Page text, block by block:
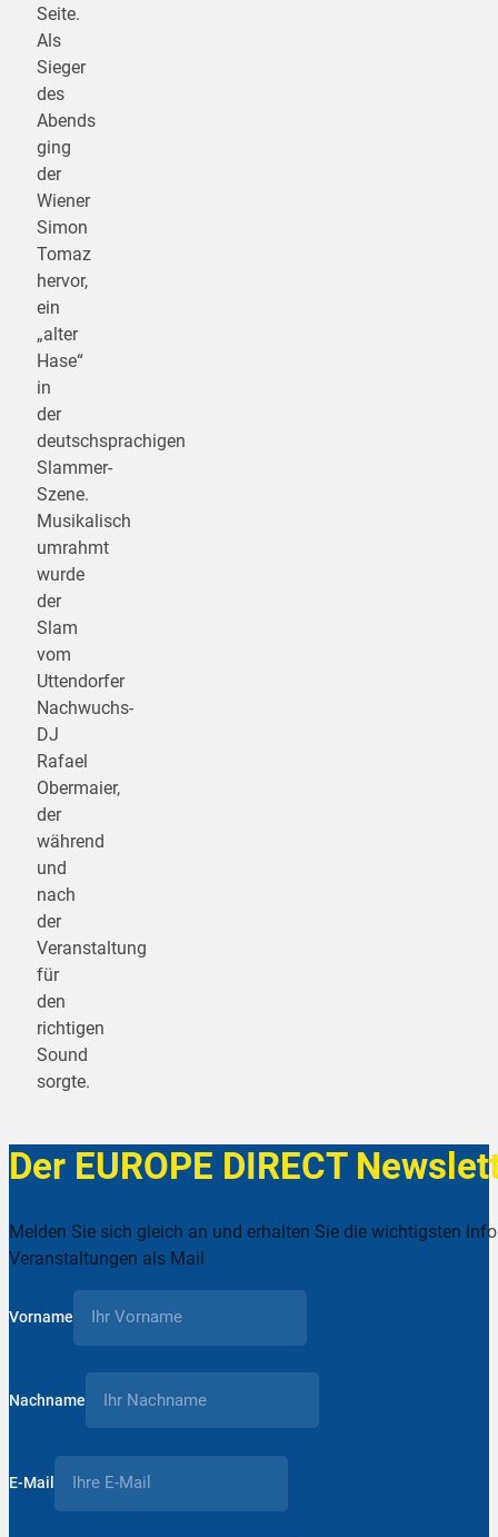
Seite.
Als
Sieger
des
Abends
ging
der
Wiener
Simon
Tomaz
hervor,
ein
„alter
Hase“
in
der
deutschsprachigen
Slammer-
Szene.
Musikalisch
umrahmt
wurde
der
Slam
vom
Uttendorfer
Nachwuchs-
DJ
Rafael
Obermaier,
der
während
und
nach
der
Veranstaltung
für
den
richtigen
Sound
sorgte.
Der EUROPE DIRECT
Melden Sie sich gleich an und erhalten Sie die wichtigsten
Veranstaltungen als Mail
Vorname
Nachname
E-Mail